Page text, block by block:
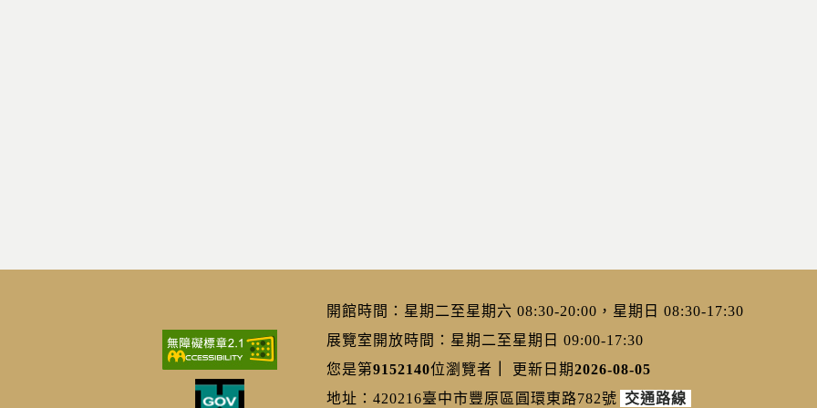
開館時間：星期二至星期六 08:30-20:00，星期日 08:30-17:30
展覽室開放時間：星期二至星期日 09:00-17:30
您是第9152140位瀏覽者 更新日期2026-08-05
地址：420216臺中市豐原區圓環東路782號 交通路線